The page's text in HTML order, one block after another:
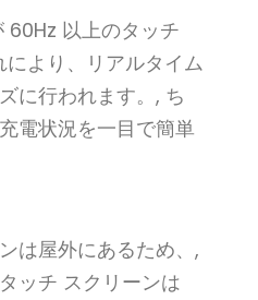
60Hz 以上のタッチ
より、リアルタイム
に行われます。, ち
電状況を一目で簡単
は屋外にあるため、,
ッチ スクリーンは